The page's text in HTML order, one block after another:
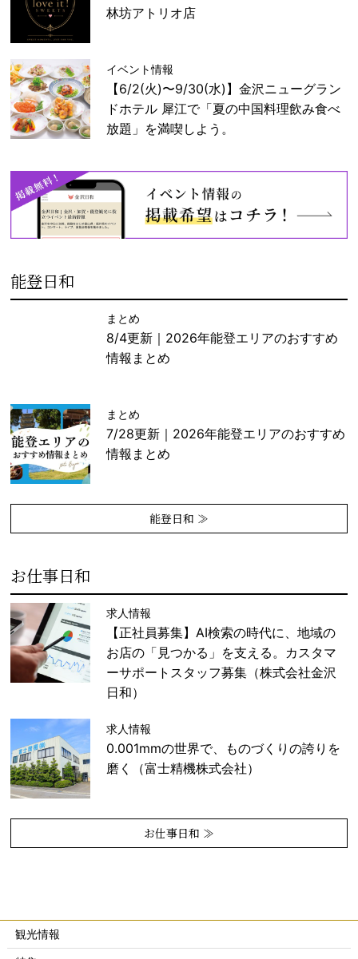
林坊アトリオ店
イベント情報
【6/2(火)〜9/30(水)】金沢ニューグラン
ドホテル 犀江で「夏の中国料理飲み食べ
放題」を満喫しよう。
能登日和
まとめ
8/4更新｜2026年能登エリアのおすすめ
情報まとめ
まとめ
7/28更新｜2026年能登エリアのおすすめ
情報まとめ
能登日和 ≫
お仕事日和
求人情報
【正社員募集】AI検索の時代に、地域の
お店の「見つかる」を支える。カスタマ
ーサポートスタッフ募集（株式会社金沢
日和）
求人情報
0.001mmの世界で、ものづくりの誇りを
磨く（富士精機株式会社）
お仕事日和 ≫
観光情報